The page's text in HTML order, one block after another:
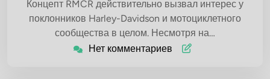
Концепт RMCR действительно вызвал интерес у
поклонников Harley-Davidson и мотоциклетного
сообщества в целом. Несмотря на…
Нет комментариев